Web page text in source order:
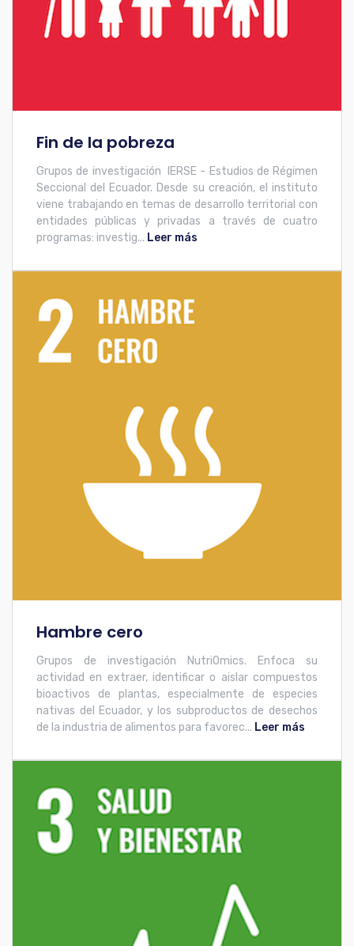
Fin de la pobreza
Grupos de investigación IERSE - Estudios de Régimen
Seccional del Ecuador. Desde su creación, el instituto
viene trabajando en temas de desarrollo territorial con
entidades públicas y privadas a través de cuatro
programas: investig... Leer más
Hambre cero
Grupos de investigación NutriOmics. Enfoca su
actividad en extraer, identificar o aislar compuestos
bioactivos de plantas, especialmente de especies
nativas del Ecuador, y los subproductos de desechos
de la industria de alimentos para favorec... Leer más